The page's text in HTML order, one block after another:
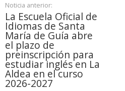
Noticia anterior:
La Escuela Oficial de
Idiomas de Santa
María de Guía abre
el plazo de
preinscripción para
estudiar inglés en La
Aldea en el curso
2026-2027